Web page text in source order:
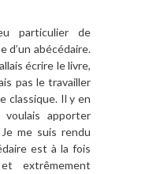
particulier de
d’un abécédaire.
écrire le livre,
pas le travailler
classique. Il y en
apporter
me suis rendu
est à la fois
extrêmement